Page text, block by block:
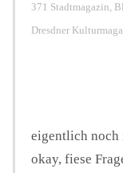
371 Stadtmagazin,
Dresdner
eigentlich noch
okay, fiese